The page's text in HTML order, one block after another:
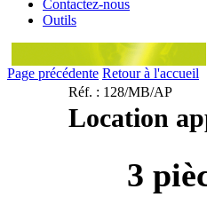
Contactez-nous
Outils
Page précédente Retour à l'accueil
Réf. : 128/MB/AP
Location
3